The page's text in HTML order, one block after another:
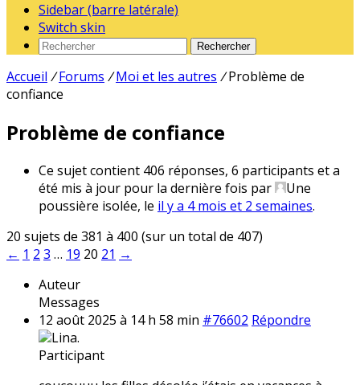
Sidebar (barre latérale)
Switch skin
Rechercher
Accueil / Forums / Moi et les autres / Problème de
confiance
Problème de confiance
Ce sujet contient 406 réponses, 6 participants et a
été mis à jour pour la dernière fois par
Une
poussière isolée, le il y a 4 mois et 2 semaines.
20 sujets de 381 à 400 (sur un total de 407)
← 1 2 3 … 19 20 21 →
Auteur
Messages
12 août 2025 à 14 h 58 min #76602 Répondre
Lina.
Participant